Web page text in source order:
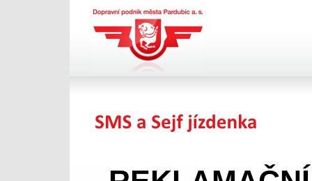
Dopravní podnik města
Pardubic a.s.
SMS jízdenka